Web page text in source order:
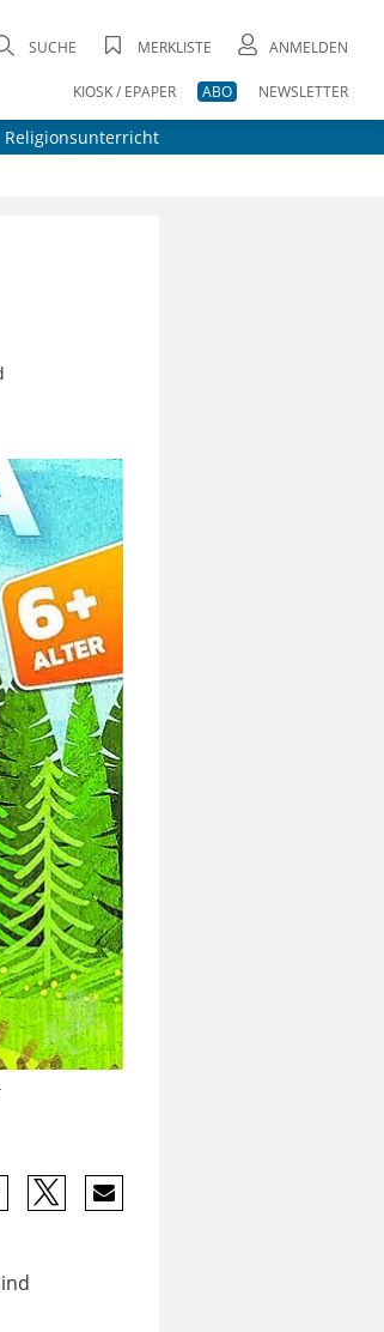
SUCHE MERKLISTE ANMELDEN
KIOSK / EPAPER ABO NEWSLETTER
Religionsunterricht